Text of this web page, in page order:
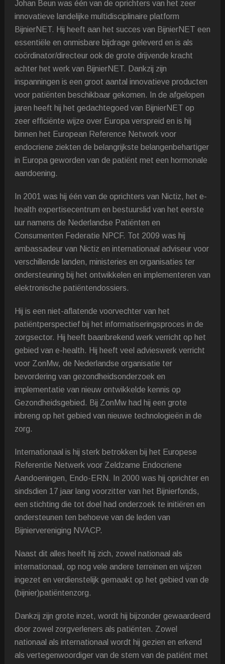
Johan Beun was één van de oprichters van het zeer
innovatieve landelijke multidisciplinaire platform
BijnierNET. Hij heeft aan het succes van BijnierNET een
essentiële en onmisbare bijdrage geleverd en is als
coördinator/directeur ook de grote drijvende kracht
achter het werk van BijnierNET. Dankzij zijn
inspanningen is een groot aantal innovatieve producten
voor patiënten beschikbaar gekomen. In de afgelopen
jaren heeft hij het gedachtegoed van BijnierNET op
zeer efficiënte wijze over Europa verspreid en is hij
binnen het European Reference Network voor
endocriene ziekten de belangrijkste belangenbehartiger
in Europa geworden van de patiënt met een hormonale
aandoening.
In 2001 was hij één van de oprichters van Nictiz, het e-
health expertisecentrum en bestuurslid van het eerste
uur namens de Nederlandse Patiënten en
Consumenten Federatie NPCF. Tot 2009 was hij
ambassadeur van Nictiz en internationaal adviseur voor
verschillende landen, ministeries en organisaties ter
ondersteuning bij het ontwikkelen en implementeren van
elektronische patiëntendossiers.
Hij is een niet-aflatende voorvechter van het
patiëntperspectief bij het informatiseringsproces in de
zorgsector. Hij heeft baanbrekend werk verricht op het
gebied van e-health. Hij heeft veel advieswerk verricht
voor ZonMw, de Nederlandse organisatie ter
bevordering van gezondheidsonderzoek en
implementatie van nieuw ontwikkelde kennis op
Gezondheidsgebied. Bij ZonMw had hij een grote
inbreng op het gebied van nieuwe technologieën in de
zorg.
Internationaal is hij sterk betrokken bij het Europese
Referentie Netwerk voor Zeldzame Endocriene
Aandoeningen, Endo-ERN. In 2000 was hij oprichter en
sindsdien 17 jaar lang voorzitter van het Bijnierfonds,
een stichting die tot doel had onderzoek te initiëren en
ondersteunen ten behoeve van de leden van
Bijniervereniging NVACP.
Naast dit alles heeft hij zich, zowel nationaal als
internationaal, op nog vele andere terreinen en wijzen
ingezet en verdienstelijk gemaakt op het gebied van de
(bijnier)patiëntenzorg.
Dankzij zijn grote inzet, wordt hij bijzonder gewaardeerd
door zowel zorgverleners als patiënten. Zowel
nationaal als internationaal wordt hij gezien en erkend
als vertegenwoordiger van de stem van de patiënt met